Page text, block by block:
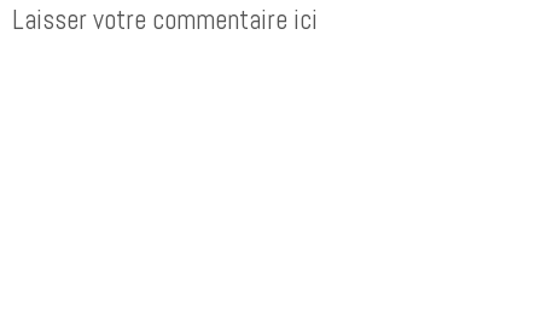
Laisser votre commentaire ici